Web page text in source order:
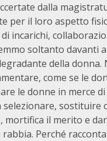
dalla
per il loro aspetto
incarichi,
soltanto davanti
della
come se le
le donne in merce
sostituire
mortifica il merito e
Perché